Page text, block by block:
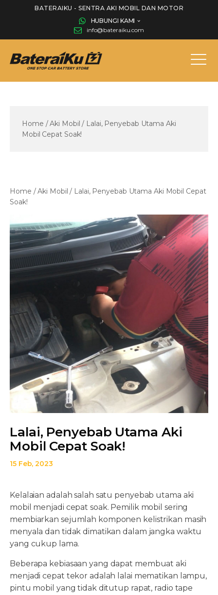
BATERAIKU - SENTRA AKI MOBIL DAN MOTOR
HUBUNGI KAMI
info@bateraiku.com
Home /Aki Mobil / Lalai, Penyebab Utama Aki
Mobil Cepat Soak!
Home /Aki Mobil / Lalai, Penyebab Utama Aki Mobil Cepat
Soak!
Lalai, Penyebab Utama Aki
Mobil Cepat Soak!
15 Feb, 2023
Kelalaian adalah salah satu penyebab utama aki
mobil menjadi cepat soak. Pemilik mobil sering
membiarkan sejumlah komponen kelistrikan masih
menyala dan tidak dimatikan dalam jangka waktu
yang cukup lama.
Beberapa kebiasaan yang dapat membuat aki
menjadi cepat tekor adalah lalai mematikan lampu,
pintu mobil yang tidak ditutup rapat, radio tape